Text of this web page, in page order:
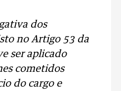
dos
no Artigo 53 da
ser aplicado
cometidos
do cargo e